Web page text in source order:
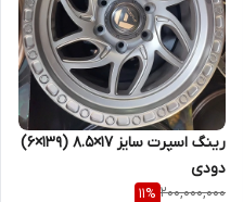
رینگ اسپرت سایز ۱۷×۸.۵ (۱۳۹×۶)
دودی
200,000,000
11%